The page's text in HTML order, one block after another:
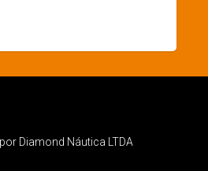
Diamond Náutica LTDA